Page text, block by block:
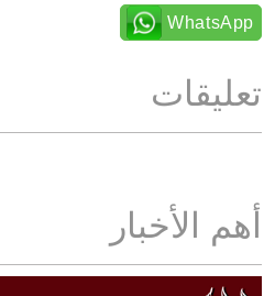
WhatsApp
تعليقات
أهم الأخبار